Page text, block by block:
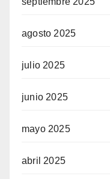
agosto 2025
julio 2025
junio 2025
mayo 2025
abril 2025